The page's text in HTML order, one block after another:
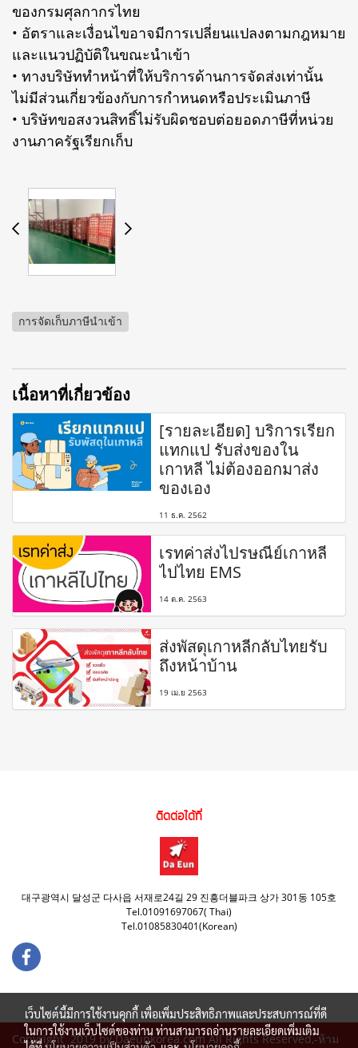
ของกรมศุลกากรไทย
• อัตราและเงื่อนไขอาจมีการเปลี่ยนแปลงตามกฎหมาย
และแนวปฏิบัติในขณะนำเข้า
• ทางบริษัททำหน้าที่ให้บริการด้านการจัดส่งเท่านั้น
ไม่มีส่วนเกี่ยวข้องกับการกำหนดหรือประเมินภาษี
• บริษัทขอสงวนสิทธิ์ไม่รับผิดชอบต่อยอดภาษีที่หน่วย
งานภาครัฐเรียกเก็บ
การจัดเก็บภาษีนำเข้า
เนื้อหาที่เกี่ยวข้อง
[รายละเอียด] บริการเรียก
แทกแป รับส่งของใน
เกาหลี ไม่ต้องออกมาส่ง
ของเอง
11 ธ.ค. 2562
เรทค่าส่งไปรษณีย์เกาหลี
ไปไทย EMS
14 ต.ค. 2563
ส่งพัสดุเกาหลีกลับไทยรับ
ถึงหน้าบ้าน
19 เม.ย 2563
ติดต่อได้ที่
대구광역시 달성군 다사읍 서재로24길 29 진흥더블파크 상가 301동 105호
Tel.01091697067( Thai)
Tel.01085830401(Korean)
Copyright 2019 by Daeunkorea.com All Rights Reserved,-ห้าม
เว็บไซต์นี้มีการใช้งานคุกกี้ เพื่อเพิ่มประสิทธิภาพและประสบการณ์ที่ดี
ในการใช้งานเว็บไซต์ของท่าน ท่านสามารถอ่านรายละเอียดเพิ่มเติม